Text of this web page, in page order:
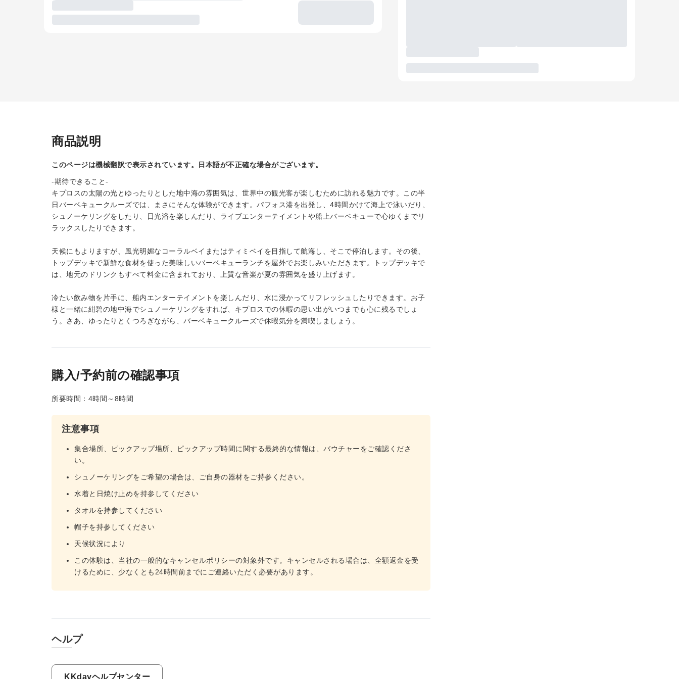
商品説明
このページは機械翻訳で表示されています。日本語が不正確な場合がございます。
-期待できること-
キプロスの太陽の光とゆったりとした地中海の雰囲気は、世界中の観光客が楽しむために訪れる魅力です。この半
日バーベキュークルーズでは、まさにそんな体験ができます。パフォス港を出発し、4時間かけて海上で泳いだり、
シュノーケリングをしたり、日光浴を楽しんだり、ライブエンターテイメントや船上バーベキューで心ゆくまでリ
ラックスしたりできます。
天候にもよりますが、風光明媚なコーラルベイまたはティミベイを目指して航海し、そこで停泊します。その後、
トップデッキで新鮮な食材を使った美味しいバーベキューランチを屋外でお楽しみいただきます。トップデッキで
は、地元のドリンクもすべて料金に含まれており、上質な音楽が夏の雰囲気を盛り上げます。
冷たい飲み物を片手に、船内エンターテイメントを楽しんだり、水に浸かってリフレッシュしたりできます。お子
様と一緒に紺碧の地中海でシュノーケリングをすれば、キプロスでの休暇の思い出がいつまでも心に残るでしょ
う。さあ、ゆったりとくつろぎながら、バーベキュークルーズで休暇気分を満喫しましょう。
購入/予約前の確認事項
所要時間：4時間～8時間
注意事項
集合場所、ピックアップ場所、ピックアップ時間に関する最終的な情報は、バウチャーをご確認くださ
い。
シュノーケリングをご希望の場合は、ご自身の器材をご持参ください。
水着と日焼け止めを持参してください
タオルを持参してください
帽子を持参してください
天候状況により
この体験は、当社の一般的なキャンセルポリシーの対象外です。キャンセルされる場合は、全額返金を受
けるために、少なくとも24時間前までにご連絡いただく必要があります。
ヘルプ
KKdayヘルプセンター